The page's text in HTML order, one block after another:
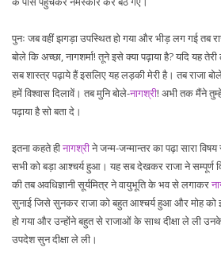
पुनः जब वहीं झगड़ा उपस्थित हो गया और भीड़ लग गई तब
बोले कि अच्छा, नागशर्मा! तूने इसे क्या पढ़ाया है? यदि यह
सब शास्त्र पढ़ाये हैं इसलिए यह लड़की मेरी है। तब राजा
हमें विश्वास दिलावें। तब मुनि बोले-नागश्री! अभी तक मैंने
पढ़ाया है सो बता दे।
इतना कहते हीनागश्रीने जन्म-जन्मान्तर का पढ़ा सारा
सभी को बड़ा आश्चर्य हुआ। यह सब देखकर राजा ने सम्पूर्ण
की तब अवधिज्ञानी सूर्यमित्र ने वायुभूति के भव से लगाकर
सुनाई जिसे सुनकर राजा को बहुत आश्चर्य हुआ और मोह को
हो गया और उन्होंने बहुत से राजाओं के साथ दीक्षा ले ली
उपदेश सुन दीक्षा ले ली।